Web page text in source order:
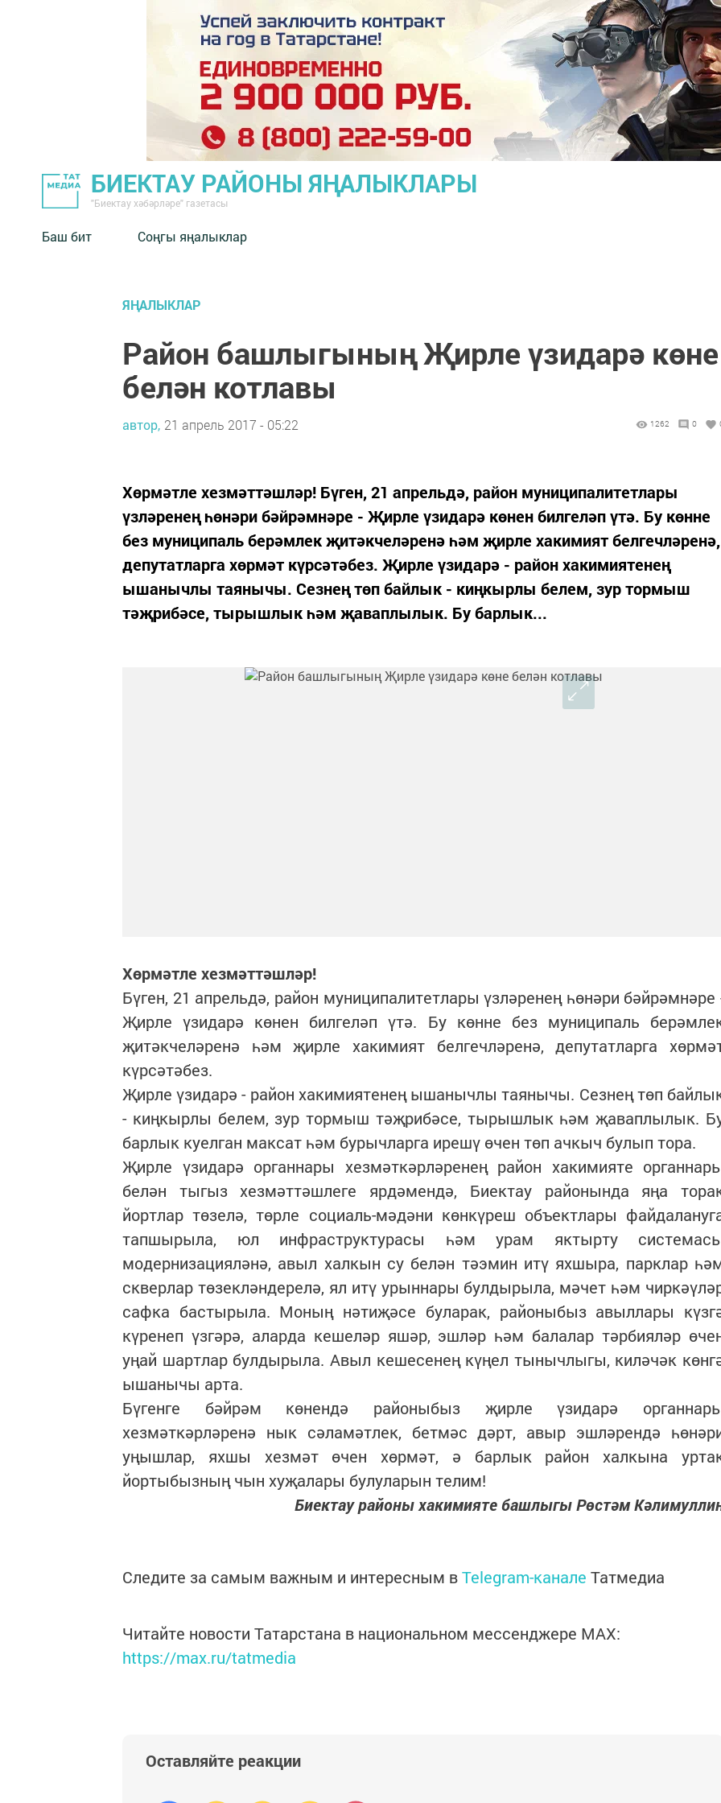
БИЕКТАУ РАЙОНЫ ЯҢАЛЫКЛАРЫ
"Биектау хәбәрләре" газетасы
Баш бит Соңгы яңалыклар
ЯҢАЛЫКЛАР
Район башлыгының Җирле үзидарә көне
белән котлавы
автор, 21 апрель 2017 - 05:22 1262 0
Хөрмәтле хезмәттәшләр! Бүген, 21 апрельдә, район муниципалитетлары
үзләренең һөнәри бәйрәмнәре - Җирле үзидарә көнен билгеләп үтә. Бу көнне
без муниципаль берәмлек җитәкчеләренә һәм җирле хакимият белгечләренә,
депутатларга хөрмәт күрсәтәбез. Җирле үзидарә - район хакимиятенең
ышанычлы таянычы. Сезнең төп байлык - киңкырлы белем, зур тормыш
тәҗрибәсе, тырышлык һәм җаваплылык. Бу барлык...
Хөрмәтле хезмәттәшләр!
Бүген, 21 апрельдә, район муниципалитетлары үзләренең һөнәри бәйрәмнәре
Җирле үзидарә көнен билгеләп үтә. Бу көнне без муниципаль
җитәкчеләренә һәм җирле хакимият белгечләренә, депутатларга
күрсәтәбез.
Җирле үзидарә - район хакимиятенең ышанычлы таянычы. Сезнең төп
- киңкырлы белем, зур тормыш тәҗрибәсе, тырышлык һәм җаваплылык.
барлык куелган максат һәм бурычларга ирешү өчен төп ачкыч булып тора.
Җирле үзидарә органнары хезмәткәрләренең район хакимияте
белән тыгыз хезмәттәшлеге ярдәмендә, Биектау районында яңа
йортлар төзелә, төрле социаль-мәдәни көнкүреш объектлары
тапшырыла, юл инфраструктурасы һәм урам яктырту
модернизацияләнә, авыл халкын су белән тәэмин итү яхшыра, парклар
скверлар төзекләндерелә, ял итү урыннары булдырыла, мәчет һәм
сафка бастырыла. Моның нәтиҗәсе буларак, районыбыз авыллары
күренеп үзгәрә, аларда кешеләр яшәр, эшләр һәм балалар тәрбияләр
уңай шартлар булдырыла. Авыл кешесенең күңел тынычлыгы, киләчәк
ышанычы арта.
Бүгенге бәйрәм көнендә районыбыз җирле үзидарә
хезмәткәрләренә нык сәламәтлек, бетмәс дәрт, авыр эшләрендә
уңышлар, яхшы хезмәт өчен хөрмәт, ә барлык район халкына
йортыбызның чын хуҗалары булуларын телим!
Биектау районы хакимияте башлыгы Рөстәм
Следите за самым важным и интересным вTelegram-канале Татмедиа
Читайте новости Татарстана в национальном мессенджере MАХ:
https://max.ru/tatmedia
Оставляйте реакции